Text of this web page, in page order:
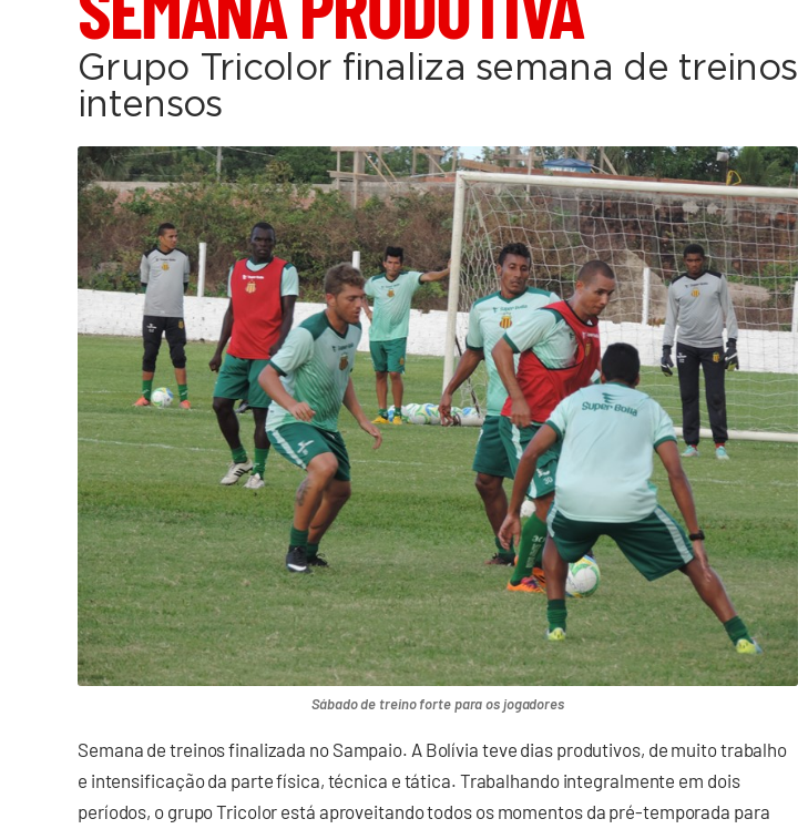
Grupo Tricolor finaliza semana de treinos
intensos
Sábado de treino forte para os jogadores
Semana de treinos finalizada no Sampaio. A Bolívia teve dias produtivos, de muito trabalho
e intensificação da parte física, técnica e tática. Trabalhando integralmente em dois
períodos, o grupo Tricolor está aproveitando todos os momentos da pré-temporada para